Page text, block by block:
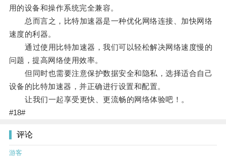
用的设备和操作系统完全兼容。
总而言之，比特加速器是一种优化网络连接、加快网络
速度的利器。
通过使用比特加速器，我们可以轻松解决网络速度慢的
问题，提高网络使用效率。
但同时也需要注意保护数据安全和隐私，选择适合自己
设备的比特加速器，并正确进行设置和配置。
让我们一起享受更快、更流畅的网络体验吧！。
#18#
评论
游客